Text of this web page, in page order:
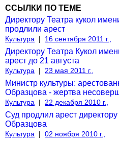
ССЫЛКИ ПО ТЕМЕ
Директору Театра кукол
продлили арест
Культура | 16 сентября 2011 г.,
Директору Театра Кукол
арест до 21 августа
Культура | 23 мая 2011 г.,
Министр культуры:
Образцова - жертва
Культура | 22 декабря 2010 г.,
Суд продлил арест
Образцова
Культура | 02 ноября 2010 г.,